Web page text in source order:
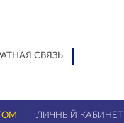
СВЯЗЬ
ЛИЧНЫЙ КАБИНЕТ